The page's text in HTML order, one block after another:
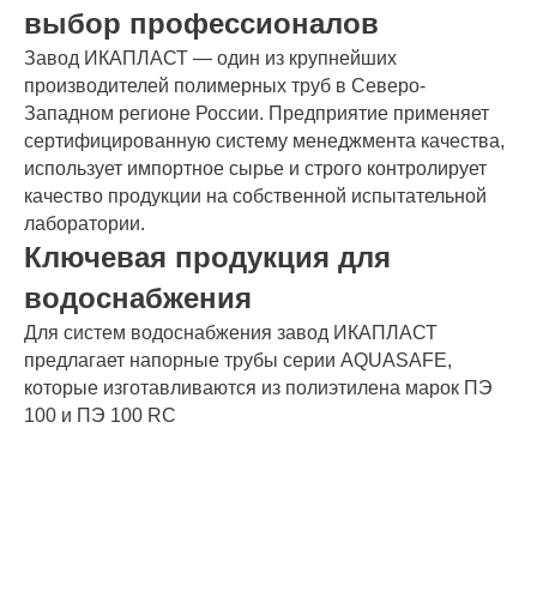
выбор профессионалов
Завод ИКАПЛАСТ — один из крупнейших
производителей полимерных труб в Северо-
Западном регионе России. Предприятие применяет
сертифицированную систему менеджмента качества,
использует импортное сырье и строго контролирует
качество продукции на собственной испытательной
лаборатории.
Ключевая продукция для
водоснабжения
Для систем водоснабжения завод ИКАПЛАСТ
предлагает напорные трубы серии AQUASAFE,
которые изготавливаются из полиэтилена марок ПЭ
100 и ПЭ 100 RC